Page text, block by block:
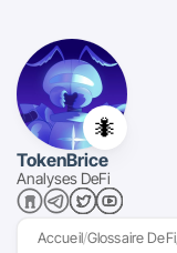
🐜
TokenBrice
Analyses DeFi
Accueil Glossaire DeFi